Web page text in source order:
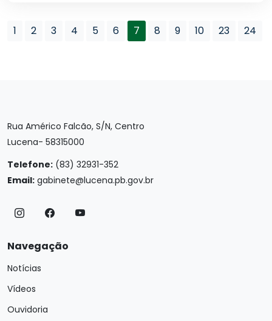
1 2 3 4 5 6 7 8 9 10 23 24
Rua Américo Falcão, S/N, Centro
Lucena- 58315000
Telefone: (83) 32931-352
Email: gabinete@lucena.pb.gov.br
Navegação
Notícias
Vídeos
Ouvidoria